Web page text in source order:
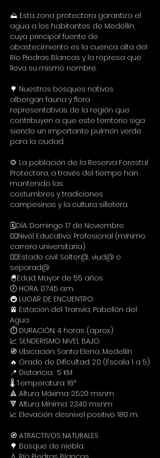
⛰️ Esta zona protectora garantiza el
agua a los habitantes de Medellín,
cuya principal fuente de
abastecimiento es la cuenca alta del
Río Piedras Blancas y la represa que
lleva su mismo nombre.
🌳 Nuestros bosques nativos
albergan fauna y flora
representativas de la región que
contribuyen a que este territorio siga
siendo un importante pulmón verde
para la ciudad.
🌻 La población de la Reserva Forestal
Protectora, a través del tiempo han
mantenido las
costumbres y tradiciones
campesinas y la cultura silletera.
🗓️DÍA: Domingo 17 de Noviembre
🙋‍♀️Nivel Educativo: Profesional (mínimo
carrera universitaria)
🙋‍♀️Estado civil: Solter@, viud@ o
separad@
🐣Edad: Mayor de 55 años
🕗 HORA: 07:45 a.m.
🚇 LUGAR DE ENCUENTRO:
🚈 Estación del Tranvía, Pabellón del
Agua
⏱️ DURACIÓN: 4 horas (aprox.)
📈 SENDERISMO NIVEL BAJO.
🧭 Ubicación: Santa Elena, Medellín
🔥 Grado de Dificultad: 2.0 (Escala 1 a 5)
📍 Distancia:  5 KM
🌡️ Temperatura: 16°
🔺 Altura Máxima: 2.520 msnm
🔻 Altura Mínima: 2.340 msnm
📈 Elevación: desnivel positivo 180 m.
🧭 ATRACTIVOS NATURALES
🌳 Bosque de niebla.